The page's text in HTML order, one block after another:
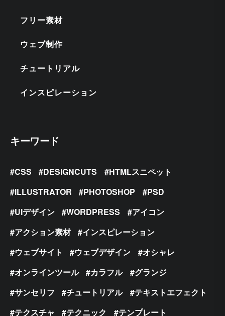
フリー素材
ウェブ制作
チュートリアル
インスピレーション
キーワード
CSS DESIGNCUTS
HTMLスニペット
ILLUSTRATOR
PHOTOSHOP
PSD
UIデザイン
WORDPRESS
アイコン
アクション素材
インスピレーション
ウェブサイト
ウェブデザイン
オシャレ
オンラインツール
カラフル
グランジ
サンセリフ
チュートリアル
テキストエフェクト
テクスチャ
テクニック
テンプレート